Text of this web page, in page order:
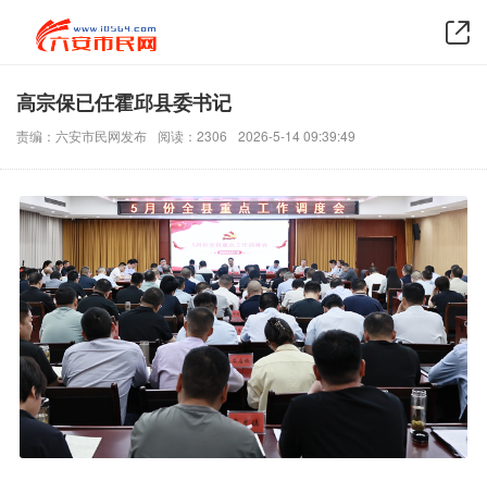
高宗保已任霍邱县委书记
责编：六安市民网发布 阅读：2306 2026-5-14 09:39:49